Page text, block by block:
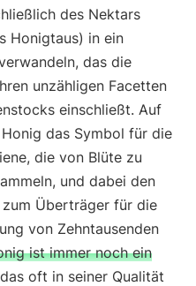
des Nektars
Honigtaus) in ein
das die
unzähligen Facetten
einschließt. Auf
das Symbol für die
die von Blüte zu
und dabei den
Überträger für die
von Zehntausenden
ist immer noch ein
oft in seiner Qualität